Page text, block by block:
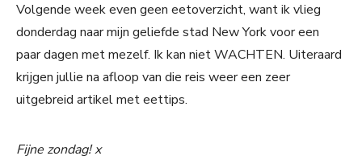
Volgende week even geen eetoverzicht, want ik vlieg
donderdag naar mijn geliefde stad New York voor een
paar dagen met mezelf. Ik kan niet WACHTEN. Uiteraard
krijgen jullie na afloop van die reis weer een zeer
uitgebreid artikel met eettips.
Fijne zondag! x